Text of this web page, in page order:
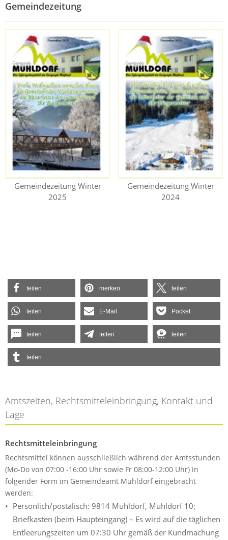
Gemeindezeitung
Gemeindezeitung Winter
2025
Gemeindezeitung Winter
2024
teilen merken teilen
teilen E-Mail Pocket
teilen teilen teilen
teilen
Amtszeiten, Rechtsmitteleinbringung, Kontakt und
Lage
Rechtsmitteleinbringung
Rechtsmittel können ausschließlich während der Amtsstunden
(Mo-Do von 07:00 -16:00 Uhr sowie Fr 08:00-12:00 Uhr) in
folgender Form im Gemeindeamt Mühldorf eingebracht
werden:
Persönlich/postalisch: 9814 Mühldorf, Mühldorf 10;
Briefkasten (beim Haupteingang) – Es wird auf die täglichen
Entleerungszeiten um 07:30 Uhr gemäß der Kundmachung